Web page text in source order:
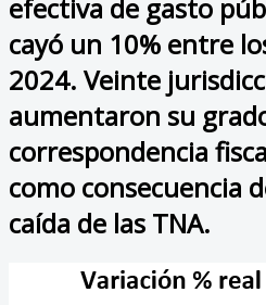
efectiva de gasto
cayó un 10% entre
2024. Veinte
aumentaron su
correspondencia
como consecuencia
caída de las TNA.